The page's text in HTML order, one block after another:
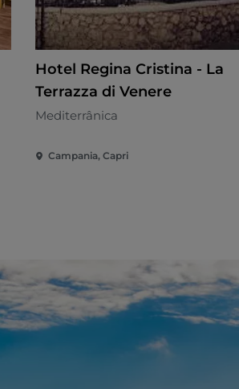
Hotel Regina Cristina - La
Terrazza di Venere
Mediterrânica
Campania, Capri